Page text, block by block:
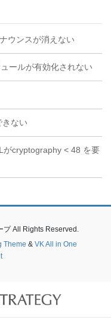
ウンスが消えない
ールが有効化されない
きない
cryptography < 48 を要
プ All Rights Reserved.
Theme & VK All in One